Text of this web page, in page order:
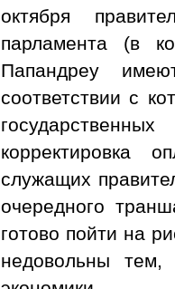
октября
парламента (в
Папандреу
соответствии с
корректировка
служащих
очередного
готово пойти на
недовольны тем,